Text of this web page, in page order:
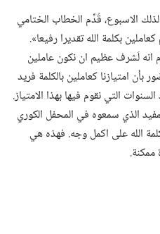
لذلك الاسبوع،‏ قُدِّم الخطاب الختامي
بكلمة الله تقديرا رفيعا».‏
انه لَشرف عظيم ان نكون عاملين
بأن امتيازنا كعاملين بالكلمة فريد
التي نقوم فيها بهذا الامتياز.‏
الذي سمعوه في المحفل الكوري
الله على اكمل وجه.‏ فهذه هي
ممكنة.‏